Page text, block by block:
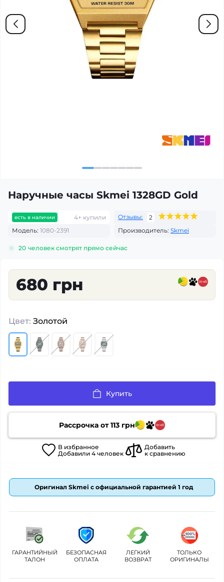
Наручные часы Skmei 1328GD Gold
есть в наличии 4+ купили Отзывы:
2
Модель: 1080-2391 Производитель: Skmei
20 человек смотрят прямо сейчас
680 грн
Цвет: Золотой
Купить
Рассрочка от113 грн
В избранное
Добавили 4человек
Добавить
к сравнению
Оригинал Skmei с официальной гарантией 1 год
ГАРАНТИЙНЫЙ
ТАЛОН
БЕЗОПАСНАЯ
ОПЛАТА
ЛЕГКИЙ
ВОЗВРАТ
ТОЛЬКО
ОРИГИНАЛЫ